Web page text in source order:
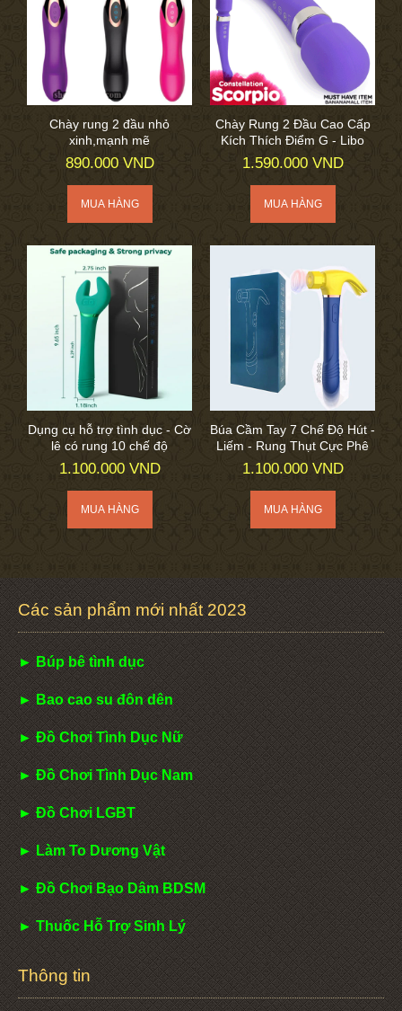
Chày rung 2 đầu nhỏ
xinh,mạnh mẽ
890.000 VND
Chày Rung 2 Đầu Cao Cấp
Kích Thích Điểm G - Libo
1.590.000 VND
Dụng cụ hỗ trợ tình dục - Cờ
lê có rung 10 chế độ
1.100.000 VND
Búa Cầm Tay 7 Chế Độ Hút -
Liếm - Rung Thụt Cực Phê
1.100.000 VND
Các sản phẩm mới nhất 2023
► Búp bê tình dục
► Bao cao su đôn dên
► Đồ Chơi Tình Dục Nữ
► Đồ Chơi Tình Dục Nam
► Đồ Chơi LGBT
► Làm To Dương Vật
► Đồ Chơi Bạo Dâm BDSM
► Thuốc Hỗ Trợ Sinh Lý
Thông tin